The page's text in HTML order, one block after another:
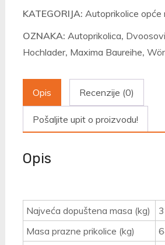
KATEGORIJA: Autoprikolice opće
OZNAKA: Autoprikolica,
Hochlader, Maxima Baureihe,
Opis Recenzije (0)
Pošaljite upit o proizvodu!
Opis
Najveća dopuštena masa (kg)
Masa prazne prikolice (kg)